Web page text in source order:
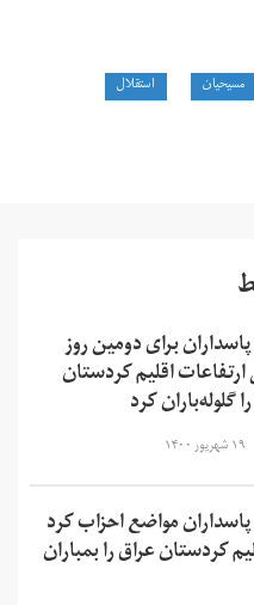
مسیحیان
استقلال
برای دومین روز
ارتفاعات اقلیم کردستان
گلوله‌باران کرد
۱۹ شهریور ۱۴۰۰
مواضع احزاب کرد
کردستان عراق را بمباران